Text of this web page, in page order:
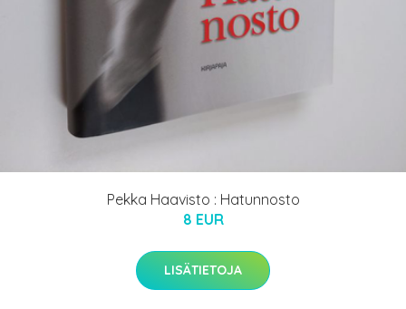
Pekka Haavisto : Hatunnosto
8 EUR
LISÄTIETOJA